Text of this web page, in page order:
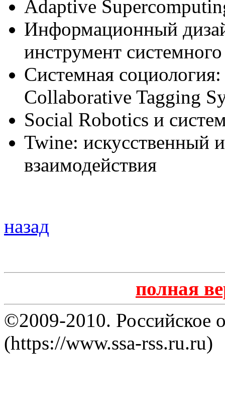
Adaptive
Информационный
инструмент
Системная
Collaborative Tagging
Social Robotics и
Twine: искусственный
взаимодействия
назад
полная
©2009-2010. Российское
(https://www.ssa-rss.ru.ru)